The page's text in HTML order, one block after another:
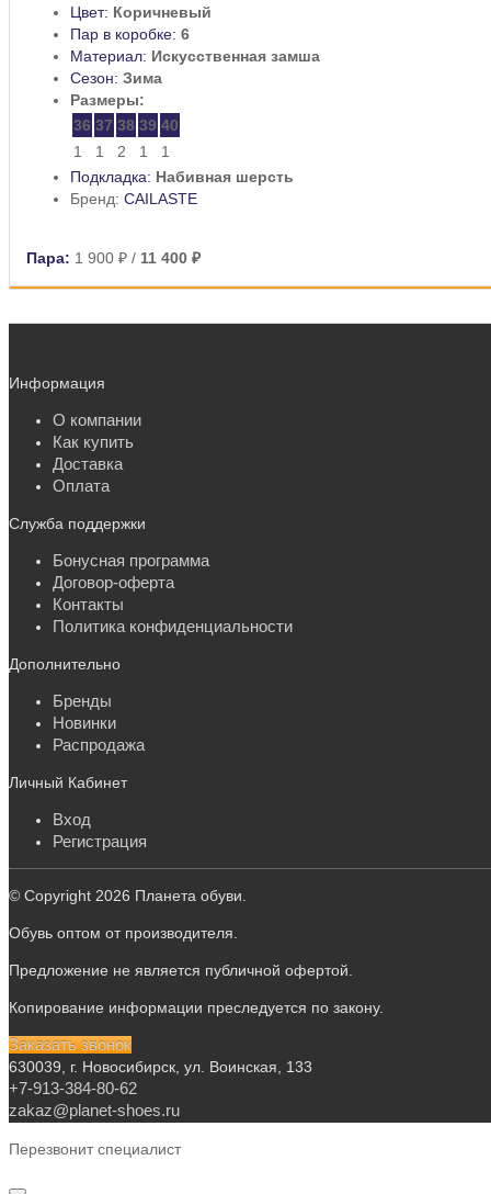
Цвет: Коричневый
Пар в коробке: 6
Материал: Искусственная замша
Сезон: Зима
Размеры:
36 37 38 39 40
1
1 2 1
1
Подкладка: Набивная шерсть
Бренд: CAILASTE
Пара: 1 900 ₽ / 11 400 ₽
Информация
О компании
Как купить
Доставка
Оплата
Служба поддержки
Бонусная программа
Договор-оферта
Контакты
Политика конфиденциальности
Дополнительно
Бренды
Новинки
Распродажа
Личный Кабинет
Вход
Регистрация
© Copyright 2026 Планета обуви.
Обувь оптом от производителя.
Предложение не является публичной офертой.
Копирование информации преследуется по закону.
Заказать звонок
630039, г. Новосибирск, ул. Воинская, 133
+7-913-384-80-62
zakaz@planet-shoes.ru
Перезвонит специалист